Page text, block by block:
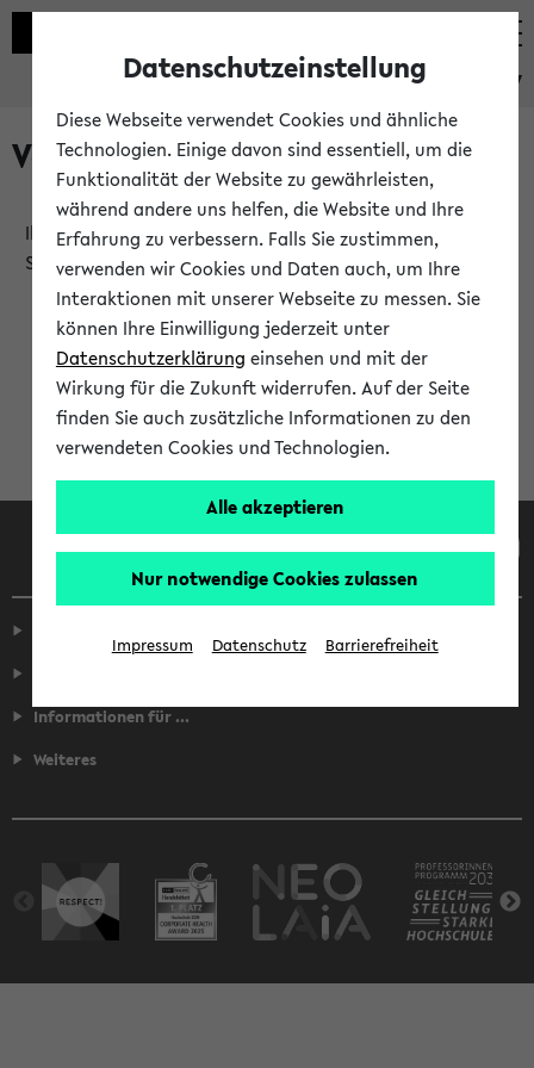
eKVV
Verlauf
Ihr Verlauf ist leer. Er wird sich im Verlauf Ihrer eKVV
Sitzung füllen.
Informationen für ...
Weiteres
Datenschutzeinstellung
Diese Webseite verwendet Cookies und ähnliche
Technologien. Einige davon sind essentiell, um die
Funktionalität der Website zu gewährleisten,
während andere uns helfen, die Website und Ihre
Erfahrung zu verbessern. Falls Sie zustimmen,
verwenden wir Cookies und Daten auch, um Ihre
Interaktionen mit unserer Webseite zu messen. Sie
können Ihre Einwilligung jederzeit unter
Datenschutzerklärung einsehen und mit der
Wirkung für die Zukunft widerrufen. Auf der Seite
finden Sie auch zusätzliche Informationen zu den
verwendeten Cookies und Technologien.
Alle akzeptieren
Nur notwendige Cookies zulassen
Impressum Datenschutz Barrierefreiheit